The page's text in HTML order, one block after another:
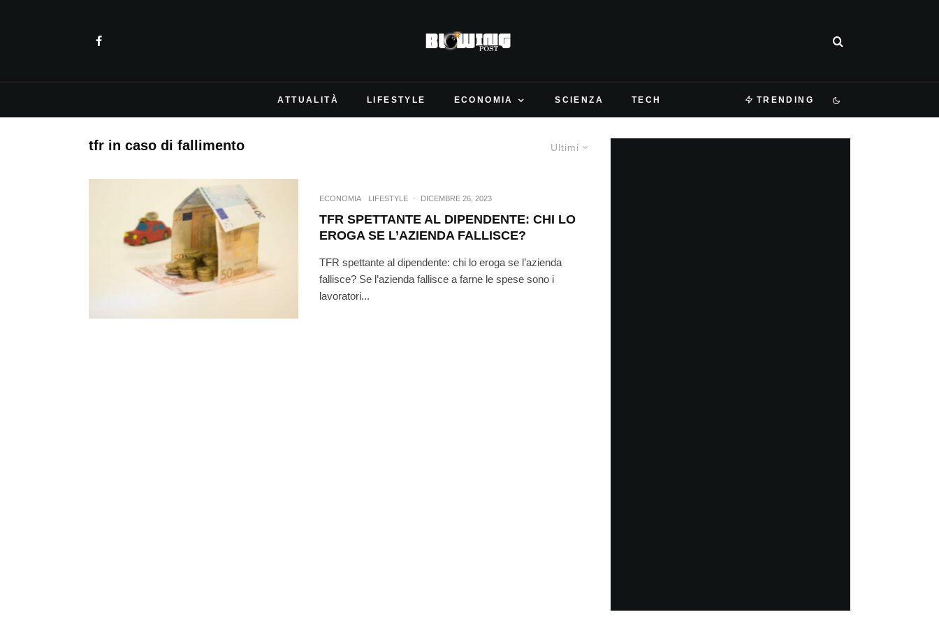
ATTUALITÀ LIFESTYLE ECONOMIA SCIENZA TECH TRENDING
Ultimi
tfr in caso di fallimento
ECONOMIA LIFESTYLE · DICEMBRE 26, 2023
TFR SPETTANTE AL DIPENDENTE: CHI LO
EROGA SE L’AZIENDA FALLISCE?
TFR spettante al dipendente: chi lo eroga se l’azienda
fallisce? Se l’azienda fallisce a farne le spese sono i
lavoratori...